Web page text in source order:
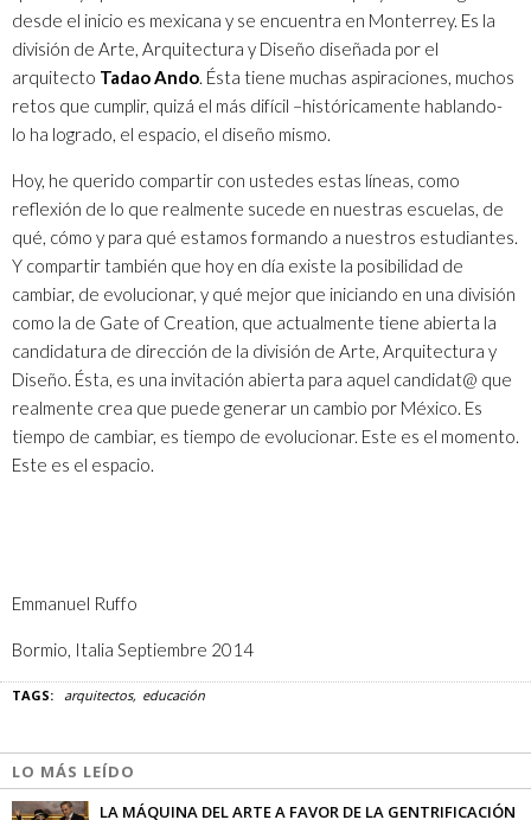
desde el inicio es mexicana y se encuentra en Monterrey. Es la
división de Arte, Arquitectura y Diseño diseñada por el
arquitecto Tadao Ando. Ésta tiene muchas aspiraciones, muchos
retos que cumplir, quizá el más difícil –históricamente hablando-
lo ha logrado, el espacio, el diseño mismo.
Hoy, he querido compartir con ustedes estas líneas, como
reflexión de lo que realmente sucede en nuestras escuelas, de
qué, cómo y para qué estamos formando a nuestros estudiantes.
Y compartir también que hoy en día existe la posibilidad de
cambiar, de evolucionar, y qué mejor que iniciando en una división
como la de Gate of Creation, que actualmente tiene abierta la
candidatura de dirección de la división de Arte, Arquitectura y
Diseño. Ésta, es una invitación abierta para aquel candidat@ que
realmente crea que puede generar un cambio por México. Es
tiempo de cambiar, es tiempo de evolucionar. Este es el momento.
Este es el espacio.
Emmanuel Ruffo
Bormio, Italia Septiembre 2014
TAGS: arquitectos educación
LO MÁS LEÍDO
LA MÁQUINA DEL ARTE A FAVOR DE LA GENTRIFICACIÓN